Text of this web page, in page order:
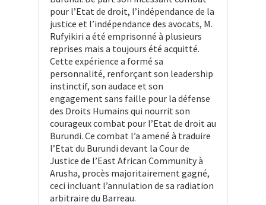
pour l’Etat de droit, l’indépendance de la
justice et l’indépendance des avocats, M.
Rufyikiri a été emprisonné à plusieurs
reprises mais a toujours été acquitté.
Cette expérience a formé sa
personnalité, renforçant son leadership
instinctif, son audace et son
engagement sans faille pour la défense
des Droits Humains qui nourrit son
courageux combat pour l’Etat de droit au
Burundi. Ce combat l’a amené à traduire
l’Etat du Burundi devant la Cour de
Justice de l’East African Community à
Arusha, procès majoritairement gagné,
ceci incluant l’annulation de sa radiation
arbitraire du Barreau.